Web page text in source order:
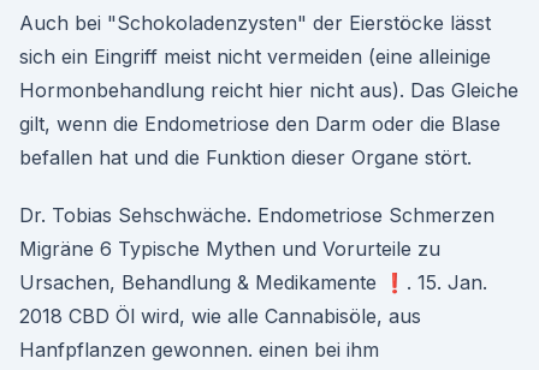
Auch bei "Schokoladenzysten" der Eierstöcke lässt
sich ein Eingriff meist nicht vermeiden (eine alleinige
Hormonbehandlung reicht hier nicht aus). Das Gleiche
gilt, wenn die Endometriose den Darm oder die Blase
befallen hat und die Funktion dieser Organe stört.
Dr. Tobias Sehschwäche. Endometriose Schmerzen
Migräne 6 Typische Mythen und Vorurteile zu
Ursachen, Behandlung & Medikamente ❗. 15. Jan.
2018 CBD Öl wird, wie alle Cannabisöle, aus
Hanfpflanzen gewonnen. einen bei ihm